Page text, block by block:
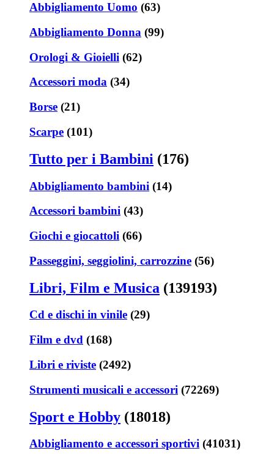
Abbigliamento Uomo (63)
Abbigliamento Donna (99)
Orologi & Gioielli (62)
Accessori moda (34)
Borse (21)
Scarpe (101)
Tutto per i Bambini (176)
Abbigliamento bambini (14)
Accessori bambini (43)
Giochi e giocattoli (66)
Passeggini, seggiolini, carrozzine (56)
Libri, Film e Musica (139193)
Cd e dischi in vinile (29)
Film e dvd (168)
Libri e riviste (2492)
Strumenti musicali e accessori (72269)
Sport e Hobby (18018)
Abbigliamento e accessori sportivi (41031)